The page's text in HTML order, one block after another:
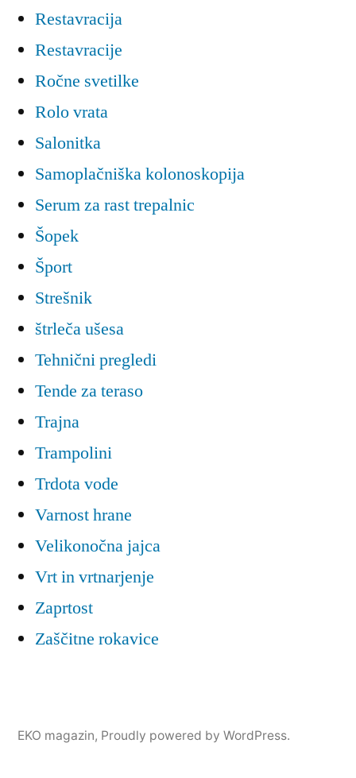
Restavracija
Restavracije
Ročne svetilke
Rolo vrata
Salonitka
Samoplačniška kolonoskopija
Serum za rast trepalnic
Šopek
Šport
Strešnik
štrleča ušesa
Tehnični pregledi
Tende za teraso
Trajna
Trampolini
Trdota vode
Varnost hrane
Velikonočna jajca
Vrt in vrtnarjenje
Zaprtost
Zaščitne rokavice
EKO magazin, Proudly powered by WordPress.